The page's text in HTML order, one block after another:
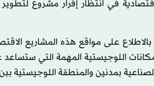
على مواقع هذه المشاريع
اللوجيستية المهمة التي
بمدنين والمنطقة اللوجيستية